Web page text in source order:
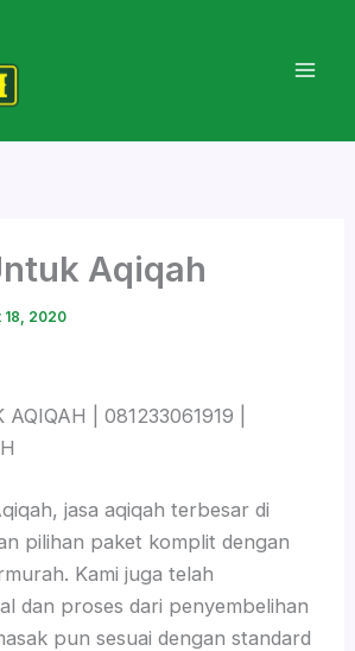
Aqiqah
18, 2020
| 081233061919 |
jasa aqiqah terbesar di
pilihan paket komplit dengan
Kami juga telah
dan proses dari penyembelihan
pun sesuai dengan standard